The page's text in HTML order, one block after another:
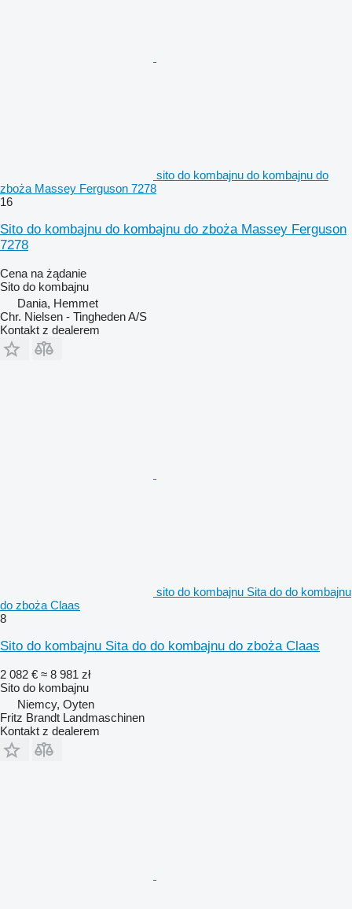
sito do kombajnu do kombajnu do
zboża Massey Ferguson 7278
16
Sito do kombajnu do kombajnu do zboża Massey Ferguson
7278
Cena na żądanie
Sito do kombajnu
Dania, Hemmet
Chr. Nielsen - Tingheden A/S
Kontakt z dealerem
sito do kombajnu Sita do do kombajnu
do zboża Claas
8
Sito do kombajnu Sita do do kombajnu do zboża Claas
2 082 € ≈ 8 981 zł
Sito do kombajnu
Niemcy, Oyten
Fritz Brandt Landmaschinen
Kontakt z dealerem